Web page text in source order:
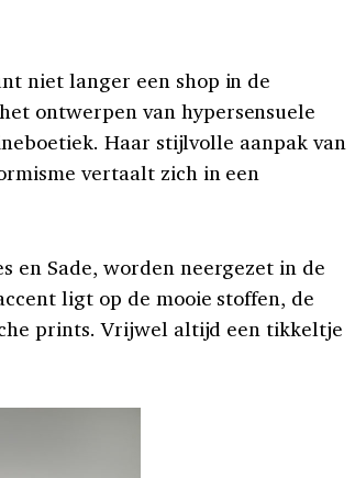
niet langer een shop in de
ontwerpen van hypersensuele
Haar stijlvolle aanpak van
vertaalt zich in een
en Sade, worden neergezet in de
ligt op de mooie stoffen, de
prints. Vrijwel altijd een tikkeltje